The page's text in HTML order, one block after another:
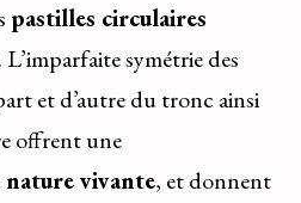
pastilles circulaires
symétrie des
et d’autre du tronc ainsi
offrent une
vivante, et donnent